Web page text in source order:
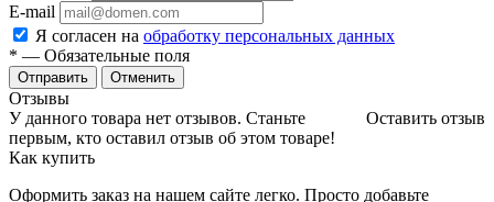
E-mail
Я согласен на обработку персональных данных
* — Обязательные поля
Отменить
Отзывы
Оставить отзыв
У данного товара нет отзывов. Станьте
первым, кто оставил отзыв об этом товаре!
Как купить
Оформить заказ на нашем сайте легко. Просто добавьте